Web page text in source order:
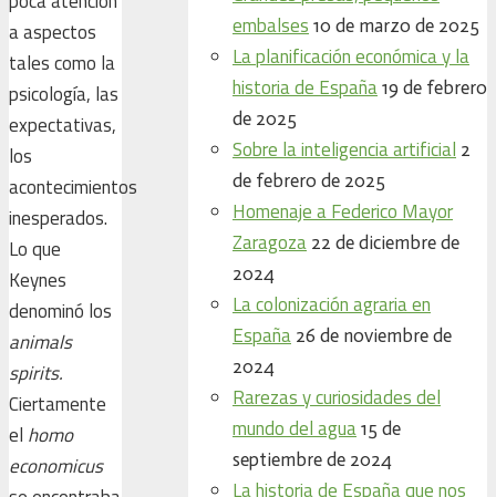
a aspectos
tales como la
psicología, las
expectativas,
los
acontecimientos
inesperados.
Lo que
Keynes
denominó los
animals
spirits.
Ciertamente
el homo
economicus
embalses 10 de marzo de 2025
La planificación económica y la
historia de España 19 de febrero
de 2025
Sobre la inteligencia artificial 2
de febrero de 2025
Homenaje a Federico Mayor
Zaragoza 22 de diciembre de
2024
La colonización agraria en
España 26 de noviembre de
2024
Rarezas y curiosidades del
mundo del agua 15 de
septiembre de 2024
La historia de España que nos